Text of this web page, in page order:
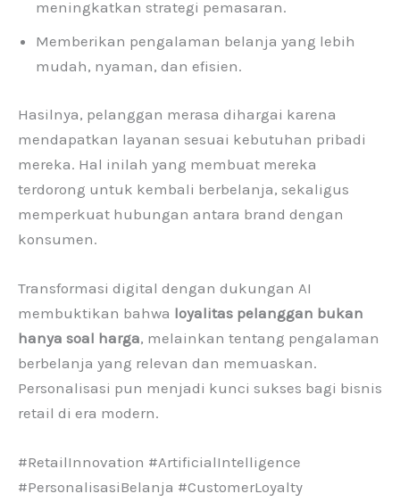
meningkatkan strategi pemasaran.
Memberikan pengalaman belanja yang lebih
mudah, nyaman, dan efisien.
Hasilnya, pelanggan merasa dihargai karena
mendapatkan layanan sesuai kebutuhan pribadi
mereka. Hal inilah yang membuat mereka
terdorong untuk kembali berbelanja, sekaligus
memperkuat hubungan antara brand dengan
konsumen.
Transformasi digital dengan dukungan AI
membuktikan bahwa loyalitas pelanggan bukan
hanya soal harga, melainkan tentang pengalaman
berbelanja yang relevan dan memuaskan.
Personalisasi pun menjadi kunci sukses bagi bisnis
retail di era modern.
#RetailInnovation #ArtificialIntelligence
#PersonalisasiBelanja #CustomerLoyalty